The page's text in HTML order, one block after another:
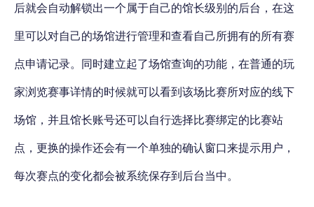
后就会自动解锁出一个属于自己的馆长级别的后台，在这
里可以对自己的场馆进行管理和查看自己所拥有的所有赛
点申请记录。同时建立起了场馆查询的功能，在普通的玩
家浏览赛事详情的时候就可以看到该场比赛所对应的线下
场馆，并且馆长账号还可以自行选择比赛绑定的比赛站
点，更换的操作还会有一个单独的确认窗口来提示用户，
每次赛点的变化都会被系统保存到后台当中。